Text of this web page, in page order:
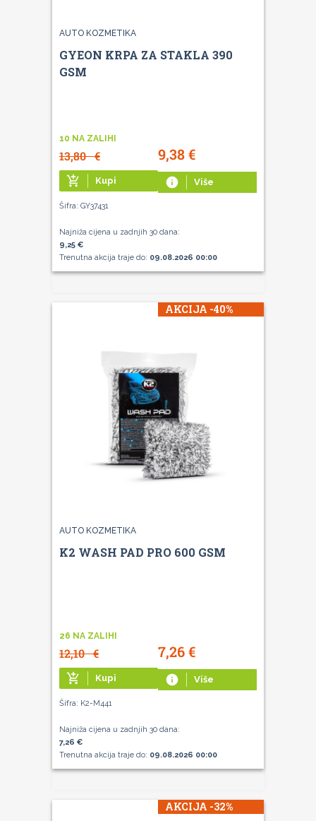
AUTO KOZMETIKA
GYEON KRPA ZA STAKLA 390
GSM
10 NA ZALIHI
13,80€ 9,38€
add_shopping_cart Kupi info Više
Šifra: GY37431
Najniža cijena u zadnjih 30 dana:
9,25 €
Trenutna akcija traje do: 09.08.2026 00:00
AKCIJA -40%
AUTO KOZMETIKA
K2 WASH PAD PRO 600 GSM
26 NA ZALIHI
12,10€ 7,26€
add_shopping_cart Kupi info Više
Šifra: K2-M441
Najniža cijena u zadnjih 30 dana:
7,26 €
Trenutna akcija traje do: 09.08.2026 00:00
AKCIJA -32%